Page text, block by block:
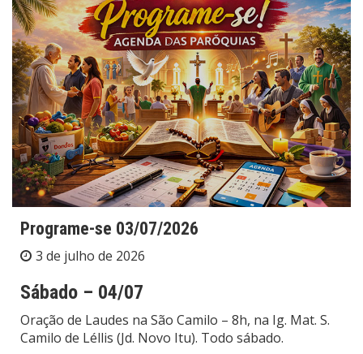
Programe-se 03/07/2026
3 de julho de 2026
Sábado – 04/07
Oração de Laudes na São Camilo – 8h, na Ig. Mat. S.
Camilo de Léllis (Jd. Novo Itu). Todo sábado.